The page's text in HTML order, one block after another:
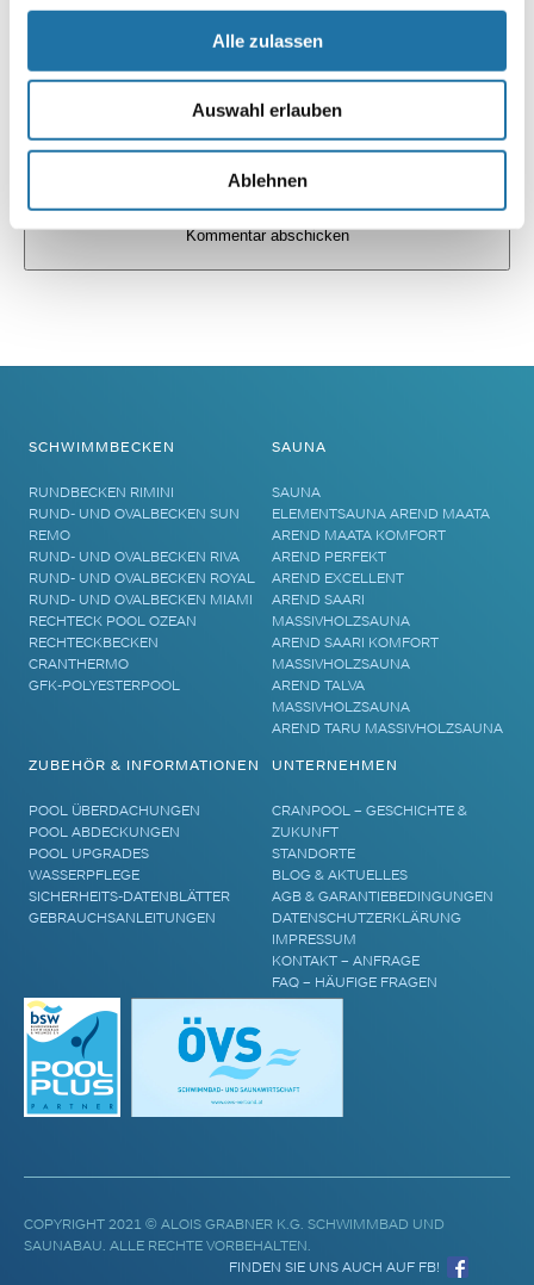
Alle zulassen
Auswahl erlauben
Ablehnen
SCHWIMMBECKEN
RUNDBECKEN RIMINI
RUND- UND OVALBECKEN SUN
REMO
RUND- UND OVALBECKEN RIVA
RUND- UND OVALBECKEN ROYAL
RUND- UND OVALBECKEN MIAMI
RECHTECK POOL OZEAN
RECHTECKBECKEN
CRANTHERMO
GFK-POLYESTERPOOL
SAUNA
SAUNA
ELEMENTSAUNA AREND MAATA
AREND MAATA KOMFORT
AREND PERFEKT
AREND EXCELLENT
AREND SAARI
MASSIVHOLZSAUNA
AREND SAARI KOMFORT
MASSIVHOLZSAUNA
AREND TALVA
MASSIVHOLZSAUNA
AREND TARU MASSIVHOLZSAUNA
ZUBEHÖR & INFORMATIONEN
POOL ÜBERDACHUNGEN
POOL ABDECKUNGEN
POOL UPGRADES
WASSERPFLEGE
SICHERHEITS-DATENBLÄTTER
GEBRAUCHSANLEITUNGEN
UNTERNEHMEN
CRANPOOL – GESCHICHTE &
ZUKUNFT
STANDORTE
BLOG & AKTUELLES
AGB & GARANTIEBEDINGUNGEN
DATENSCHUTZERKLÄRUNG
IMPRESSUM
KONTAKT – ANFRAGE
FAQ – HÄUFIGE FRAGEN
COPYRIGHT 2021 © ALOIS GRABNER K.G. SCHWIMMBAD UND
SAUNABAU. ALLE RECHTE VORBEHALTEN.
FINDEN SIE UNS AUCH AUF FB!